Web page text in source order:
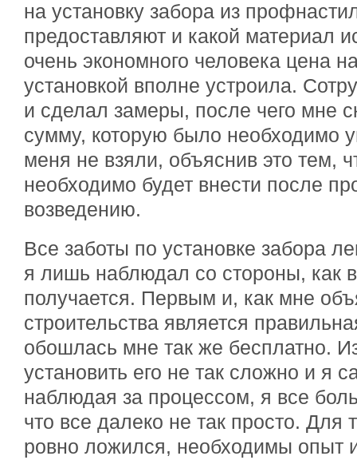
на установку забора из
предоставляют и какой материал
очень экономного человека цена
установкой вполне устроила.
и сделал замеры, после чего мне
сумму, которую было необходимо
меня не взяли, объяснив это тем,
необходимо будет внести после
возведению.
Все заботы по установке забора
я лишь наблюдал со стороны, как
получается. Первым и, как мне
строительства является
обошлась мне так же бесплатно.
установить его не так сложно и я
наблюдая за процессом, я все
что все далеко не так просто. Для
ровно ложился, необходимы опыт